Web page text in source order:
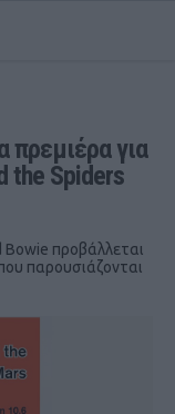
πρεμιέρα για
the Spiders
Bowie προβάλλεται
παρουσιάζονται